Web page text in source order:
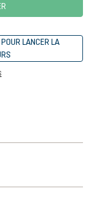
LANCER LA